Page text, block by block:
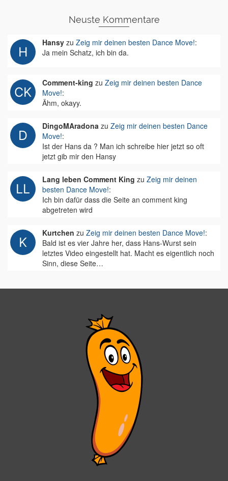
Neuste Kommentare
Hansy zu Zeig mir deinen besten Dance Move!:
Ja mein Schatz, ich bin da.
Comment-king zu Zeig mir deinen besten Dance
Move!:
Ähm, okayy.
DingoMAradona zu Zeig mir deinen besten Dance
Move!:
Ist der Hans da ? Man ich schreibe hier jetzt so oft
jetzt gib mir den Hansy
Lang leben Comment King zu Zeig mir deinen
besten Dance Move!:
Ich bin dafür dass die Seite an comment king
abgetreten wird
Kurtchen zu Zeig mir deinen besten Dance Move!:
Bald ist es vier Jahre her, dass Hans-Wurst sein
letztes Video eingestellt hat. Macht es eigentlich noch
Sinn, diese Seite…